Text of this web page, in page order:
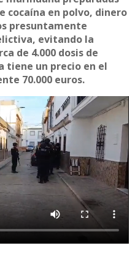
cocaína en polvo, dinero
presuntamente
evitando la
de 4.000 dosis de
tiene un precio en el
70.000 euros.